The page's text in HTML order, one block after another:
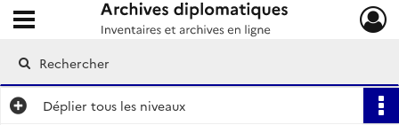
Archives diplomatiques
Ouvrir le menu déroulant
Déplier tous les niveaux